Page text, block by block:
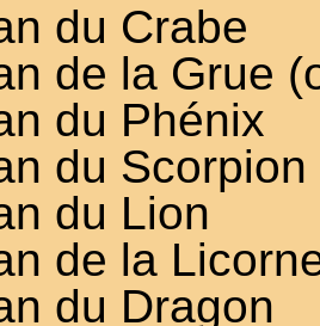
du Crabe
de la Grue
du Phénix
du Scorpion
du Lion
de la
du Dragon